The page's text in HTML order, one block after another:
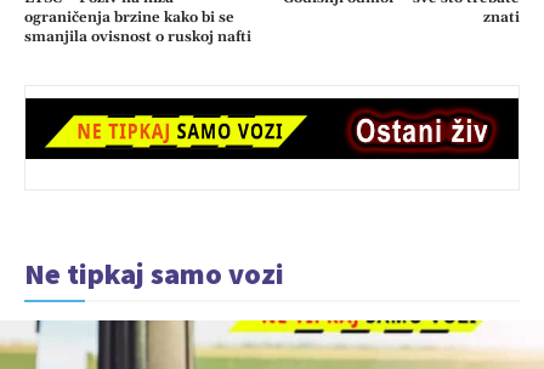
ograničenja brzine kako bi se
smanjila ovisnost o ruskoj nafti
znati
Ne tipkaj samo vozi